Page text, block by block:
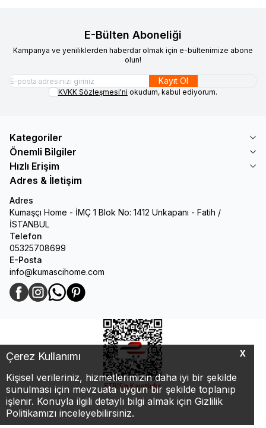
X
Çerez Kullanımı
Kişisel verileriniz, hizmetlerimizin daha iyi bir şekilde
sunulması için mevzuata uygun bir şekilde toplanıp
işlenir. Konuyla ilgili detaylı bilgi almak için Gizlilik
Politikamızı inceleyebilirsiniz.
E-Bülten Aboneliği
Kampanya ve yeniliklerden haberdar olmak için e-bültenimize abone
olun!
Kayıt Ol
KVKK Sözleşmesi'ni okudum, kabul ediyorum.
Kategoriler
Önemli Bilgiler
Hızlı Erişim
Adres & İletişim
Adres
Kumaşçı Home - İMÇ 1 Blok No: 1412 Unkapanı - Fatih /
İSTANBUL
Telefon
05325708699
E-Posta
info@kumascihome.com
Facebook
InstagramWhatsApp
Pinterest